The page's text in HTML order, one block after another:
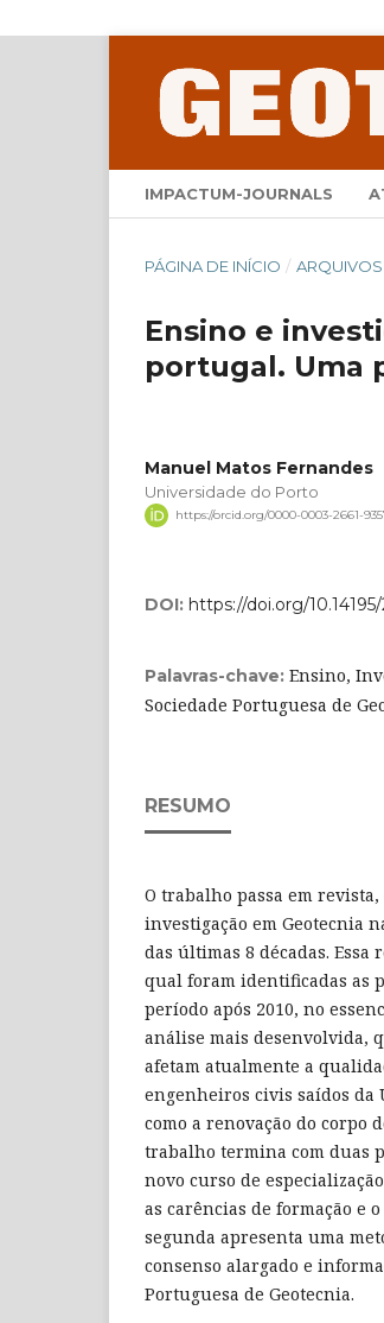
IMPACTUM-JOURNALS
PÁGINA DE INÍCIO / ARQUIVOS
Ensino e
portugal. Uma
Manuel Matos Fernandes
Universidade do Porto
https://orcid.org/0000-0003-2661-
DOI: https://doi.org/
Palavras-chave: Ensino,
Sociedade Portuguesa de
RESUMO
O trabalho passa em
investigação em Geotecnia
das últimas 8 décadas. Essa
qual foram identificadas as
período após 2010, no
análise mais desenvolvida,
afetam atualmente a
engenheiros civis saídos da
como a renovação do corpo
trabalho termina com duas
novo curso de
as carências de formação e
segunda apresenta uma
consenso alargado e
Portuguesa de Geotecnia.